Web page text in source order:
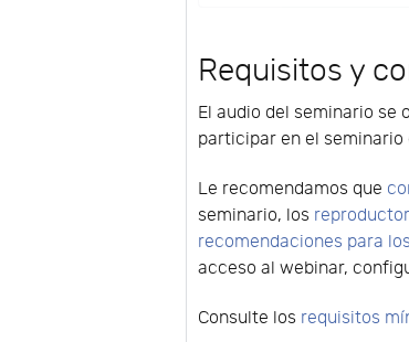
Requisitos y
El audio del seminario se
participar en el
Le recomendamos que
seminario, los
recomendaciones para
acceso al webinar,
Consulte los requisitos